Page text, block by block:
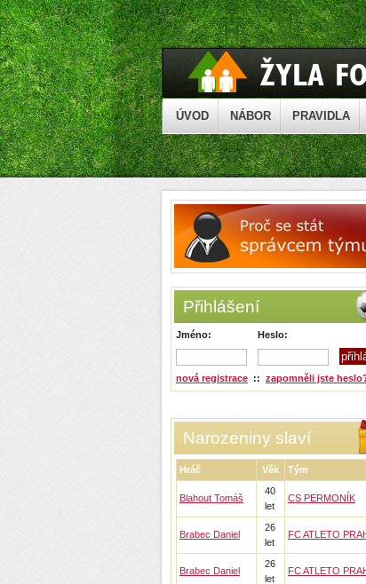
ÚVOD NÁBOR PRAVIDLA
Přihlášení
Jméno: Heslo:
nová registrace :: zapomněli jste
Narozeniny slaví
Hráč Věk Tým
Blahout Tomáš
40
let
CS PERMONÍK
Brabec Daniel
26
let
FC ATLETO
Brabec Daniel
26
let
FC ATLETO